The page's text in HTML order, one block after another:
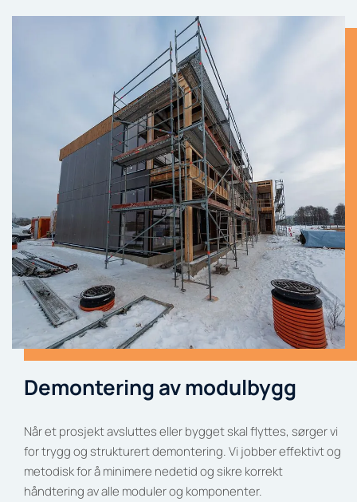
Demontering av modulbygg
Når et prosjekt avsluttes eller bygget skal flyttes, sørger vi
for trygg og strukturert demontering. Vi jobber effektivt og
metodisk for å minimere nedetid og sikre korrekt
håndtering av alle moduler og komponenter.